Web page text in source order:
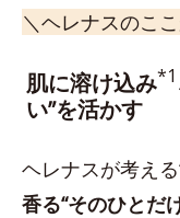
＼ヘレナスのこ
肌に溶け込み*1
い”を活かす
ヘレナスが考える
香る“そのひとだ